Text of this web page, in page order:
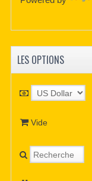
LES OPTIONS
Vide